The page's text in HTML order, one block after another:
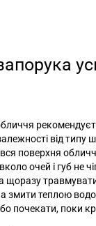
від типу
поверхня
очей і губ не
щоразу
змити теплою
почекати, поки